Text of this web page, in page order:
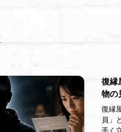
復縁
物の
復縁
員」